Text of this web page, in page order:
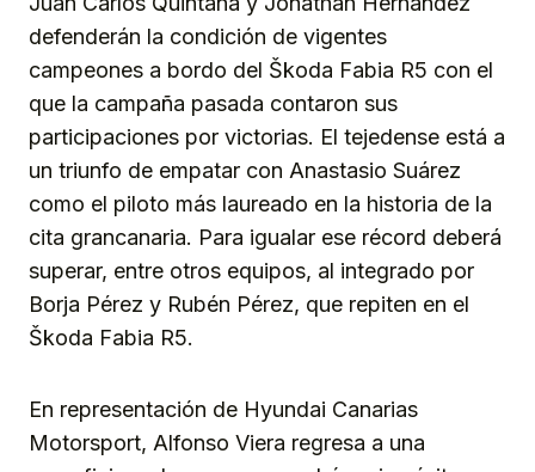
defenderán la condición de vigentes
campeones a bordo del Škoda Fabia R5 con el
que la campaña pasada contaron sus
participaciones por victorias. El tejedense está a
un triunfo de empatar con Anastasio Suárez
como el piloto más laureado en la historia de la
cita grancanaria. Para igualar ese récord deberá
superar, entre otros equipos, al integrado por
Borja Pérez y Rubén Pérez, que repiten en el
Škoda Fabia R5.
En representación de Hyundai Canarias
Motorsport, Alfonso Viera regresa a una